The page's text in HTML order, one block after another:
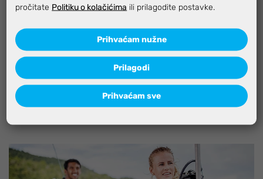
Boca 11,1 lit MES
aluminijska dirty beast bez
ventila
360,00 €
Boca 11,1 lit MES
aluminijska dirty beast
M26 mono ventilom
412,00 €
pročitate Politiku o kolačićima ili prilagodite postavke.
Prihvaćam nužne
Prilagodi
Prihvaćam sve